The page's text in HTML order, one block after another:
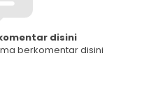
disini
berkomentar disini